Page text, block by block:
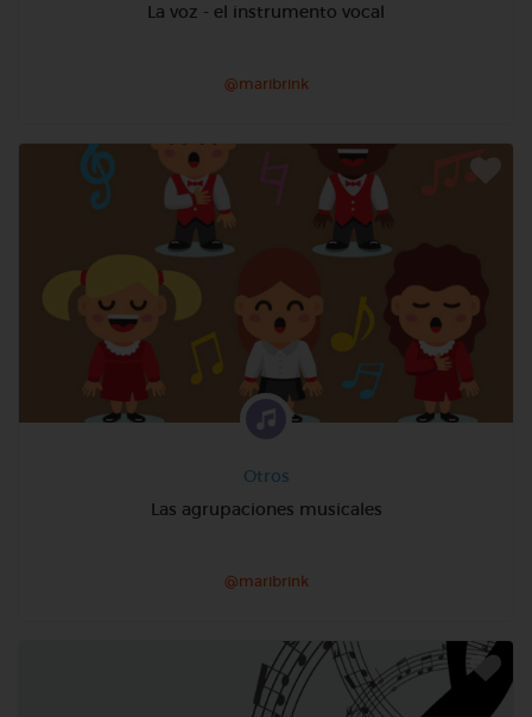
La voz - el instrumento vocal
@maribrink
Otros
Las agrupaciones musicales
@maribrink